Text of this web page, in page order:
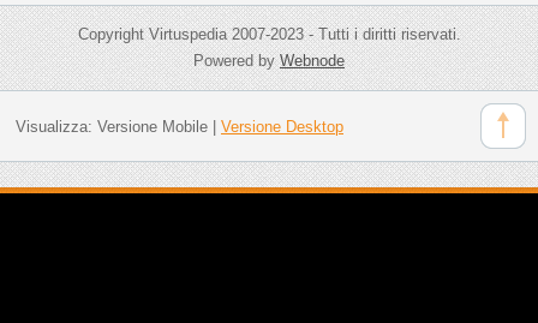
Copyright Virtuspedia 2007-2023 - Tutti i diritti riservati.
Powered byWebnode
Visualizza: Versione Mobile| Versione Desktop